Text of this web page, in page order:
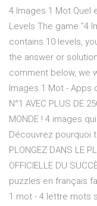
4 Images 1 Mot Quel
Levels The game "4
contains 10 levels,
the answer or
comment below, we
Images 1 Mot - Apps
N°1 AVEC PLUS DE
MONDE ! 4 images
Découvrez pourquoi
PLONGEZ DANS LE
OFFICIELLE DU
puzzles en français
1 mot - 4 lettre mots